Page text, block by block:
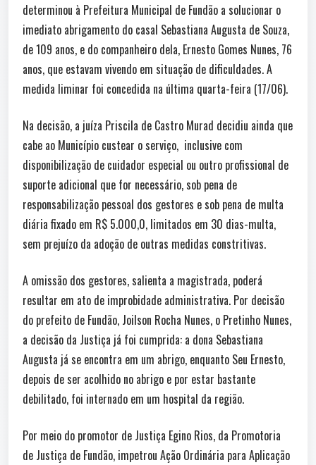
determinou à Prefeitura Municipal de Fundão a solucionar o
imediato abrigamento do casal Sebastiana Augusta de Souza,
de 109 anos, e do companheiro dela, Ernesto Gomes Nunes, 76
anos, que estavam vivendo em situação de dificuldades. A
medida liminar foi concedida na última quarta-feira (17/06).
Na decisão, a juíza Priscila de Castro Murad decidiu ainda que
cabe ao Município custear o serviço, inclusive com
disponibilização de cuidador especial ou outro profissional de
suporte adicional que for necessário, sob pena de
responsabilização pessoal dos gestores e sob pena de multa
diária fixado em R$ 5.000,0, limitados em 30 dias-multa,
sem prejuízo da adoção de outras medidas constritivas.
A omissão dos gestores, salienta a magistrada, poderá
resultar em ato de improbidade administrativa. Por decisão
do prefeito de Fundão, Joilson Rocha Nunes, o Pretinho Nunes,
a decisão da Justiça já foi cumprida: a dona Sebastiana
Augusta já se encontra em um abrigo, enquanto Seu Ernesto,
depois de ser acolhido no abrigo e por estar bastante
debilitado, foi internado em um hospital da região.
Por meio do promotor de Justiça Egino Rios, da Promotoria
de Justiça de Fundão, impetrou Ação Ordinária para Aplicação